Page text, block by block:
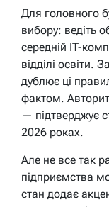
Для головного
вибору: ведіть
середній IT-
відділі освіти.
дублює ці
фактом.
— підтверджує
2026 роках.
Але не все так
підприємства
стан додає